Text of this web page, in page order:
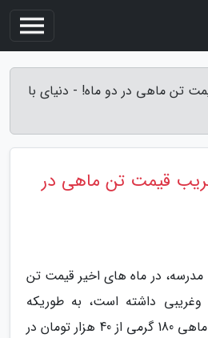
تن ماهی در دو ماه! - دنیای با
قیمت تن ماهی در
مدرسه، در ماه های اخیر قیمت تن
داشته است، به طوریکه
قیمت هر یک قوطی تن ماهی 180 گرمی از 40 هزار تومان در